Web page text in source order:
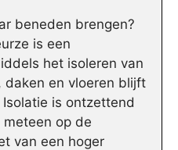
beneden brengen?
is een
het isoleren van
daken en vloeren blijft
is ontzettend
op de
van een hoger